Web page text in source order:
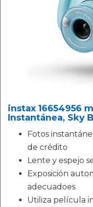
instax 16654956
Instantánea, Sky
Fotos
de crédito
Lente y espejo
Exposición
adecuadoes
Utiliza película